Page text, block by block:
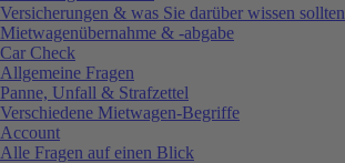
Versicherungen & was Sie darüber wissen sollten
Mietwagenübernahme & -abgabe
Car Check
Allgemeine Fragen
Panne, Unfall & Strafzettel
Verschiedene Mietwagen-Begriffe
Account
Alle Fragen auf einen Blick